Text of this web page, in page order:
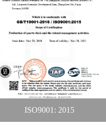
ISO9001: 2015